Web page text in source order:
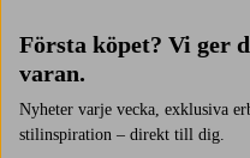
Första köpet? Vi ger
varan.
Nyheter varje vecka, exklusiva
stilinspiration – direkt till dig.